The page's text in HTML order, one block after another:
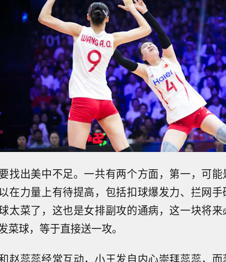
找出美中不足。一共有两个方面，第一，可
在力量上有待提高，包括扣球爆发力、拦网
太菜了，这也是女排副攻的通病，这一块将
菜球，等于直接送一攻。
赵蕊蕊经常互动，小王发自内心崇拜蕊蕊，